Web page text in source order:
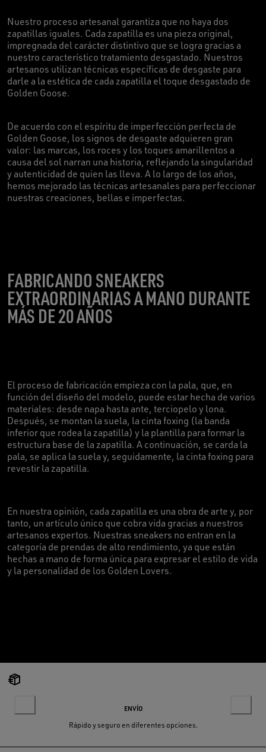
Nuestro proceso artesanal garantiza que no haya dos
zapatillas iguales. Cada zapatilla es una pieza original,
impregnada del carácter distintivo que se logra gracias a
nuestro característico tratamiento desgastado. Nuestros
artesanos utilizan técnicas específicas de desgaste para
darle a la estética de cada zapatilla el toque desgastado de
Golden Goose.
De acuerdo con el espíritu de imperfección perfecta de
Golden Goose, los signos de desgaste adquieren gran
valor: las marcas, los roces y los toques amarillentos a
causa del sol narran una historia, reflejando la singularidad
y autenticidad de quien las lleva. A lo largo de los años,
hemos mejorado las técnicas artesanales para perfeccionar
nuestras creaciones, bellas e imperfectas.
FABRICANDO SNEAKERS
EXTRAORDINARIAS A MANO DURANTE
MÁS DE 20 AÑOS
El proceso de fabricación empieza con la pala, que, en
función del diseño del modelo, puede estar hecha de varios
materiales: desde napa hasta ante, terciopelo y lona.
Después, se montan la suela, la cinta foxing (la banda
inferior que rodea la zapatilla) y la plantilla para formar la
estructura base de la zapatilla. A continuación, se carda la
pala, se aplica la suela y, seguidamente, la cinta foxing para
revestir la zapatilla.
En nuestra opinión, cada zapatilla es una obra de arte y, por
tanto, un artículo único que cobra vida gracias a nuestros
artesanos expertos. Nuestras sneakers no entran en la
categoría de prendas de alto rendimiento, ya que están
hechas a mano de forma única para expresar el estilo de vida
y la personalidad de los Golden Lovers.
ENVÍO
Rápido y seguro en diferentes opciones.